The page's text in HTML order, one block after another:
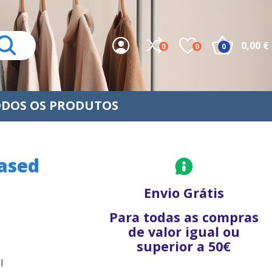
0 0 0,00 €
0
OS PRODUTOS
Envio Grátis
Para todas as compras
de valor igual ou
superior a 50€